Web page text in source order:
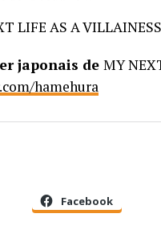
LIFE AS A
japonais de MY
hamehura
Facebook